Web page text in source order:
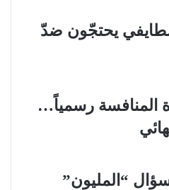
يحتجّون ضدّ
المنافسة رسمياً…
“المليون”